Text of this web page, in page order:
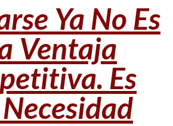
Ya No Es
Ventaja
Es